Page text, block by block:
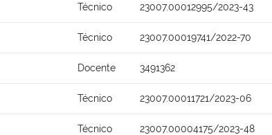
Técnico 23007.00012995/2023-43
Técnico 23007.00019741/2022-70
Docente 3491362
Técnico 23007.00011721/2023-06
Técnico 23007.00004175/2023-48